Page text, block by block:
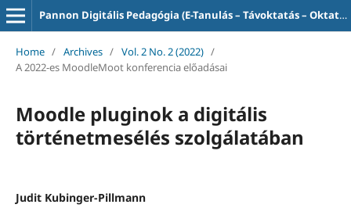
Pannon Digitális Pedagógia (E-Tanulás – Távoktatás – Oktatás-informatika)
Home / Archives / Vol. 2 No. 2 (2022) /
A 2022-es MoodleMoot konferencia előadásai
Moodle pluginok a digitális
történetmesélés szolgálatában
Judit Kubinger-Pillmann